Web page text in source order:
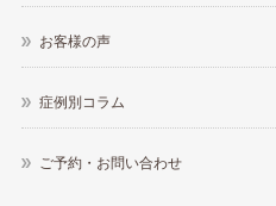
お客様の声
症例別コラム
ご予約・お問い合わせ